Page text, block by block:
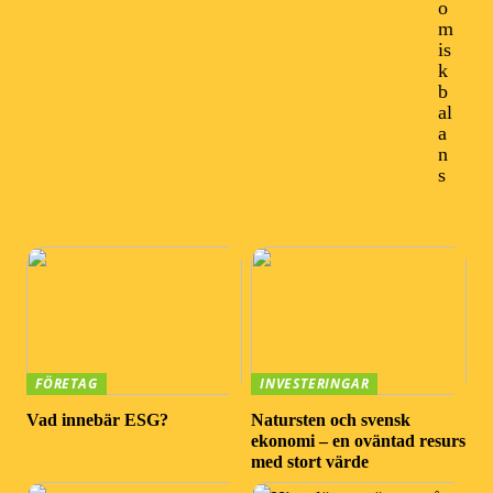
o
m
is
k
b
al
a
n
s
FÖRETAG
Vad innebär ESG?
INVESTERINGAR
Natursten och svensk
ekonomi – en oväntad resurs
med stort värde